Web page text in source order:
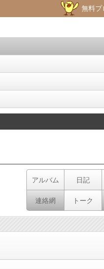
無料プ
アルバム 日記
連絡網 トーク